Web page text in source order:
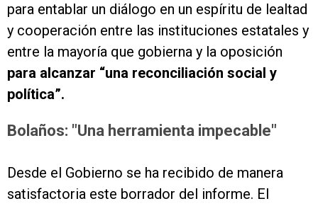
para entablar un diálogo en un espíritu de lealtad
y cooperación entre las instituciones estatales y
entre la mayoría que gobierna y la oposición
para alcanzar “una reconciliación social y
política”.
Bolaños: "Una herramienta impecable"
Desde el Gobierno se ha recibido de manera
satisfactoria este borrador del informe. El